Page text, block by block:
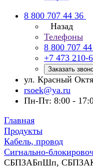
8 800 707 44 36
Назад
Телефоны
8 800 707
+7 473 210-
Заказать
ул. Красный
rsoek@ya.ru
Пн-Пт: 8:00 -
Главная
Продукты
Кабель, провод
Сигнально-
СБПЗАБпШп,